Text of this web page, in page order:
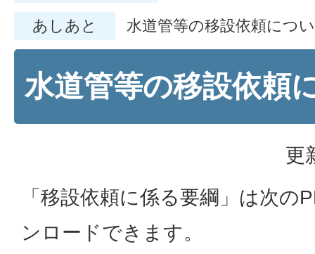
あしあと 水道管等の移設依頼につ
水道管等の移設依頼
更
「移設依頼に係る要綱」は次の
ンロードできます。